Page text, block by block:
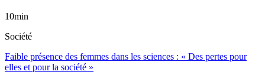
10min
Société
Faible présence des femmes dans les sciences : « Des pertes pour
elles et pour la société »